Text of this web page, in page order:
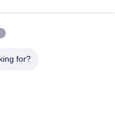
distretto jiading,
for?